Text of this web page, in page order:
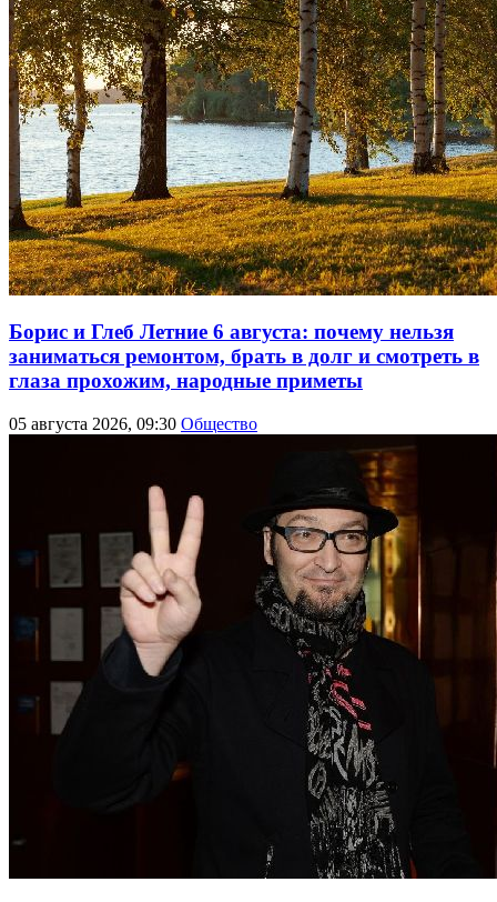
Борис и Глеб Летние 6 августа: почему нельзя
заниматься ремонтом, брать в долг и смотреть в
глаза прохожим, народные приметы
05 августа 2026, 09:30 Общество